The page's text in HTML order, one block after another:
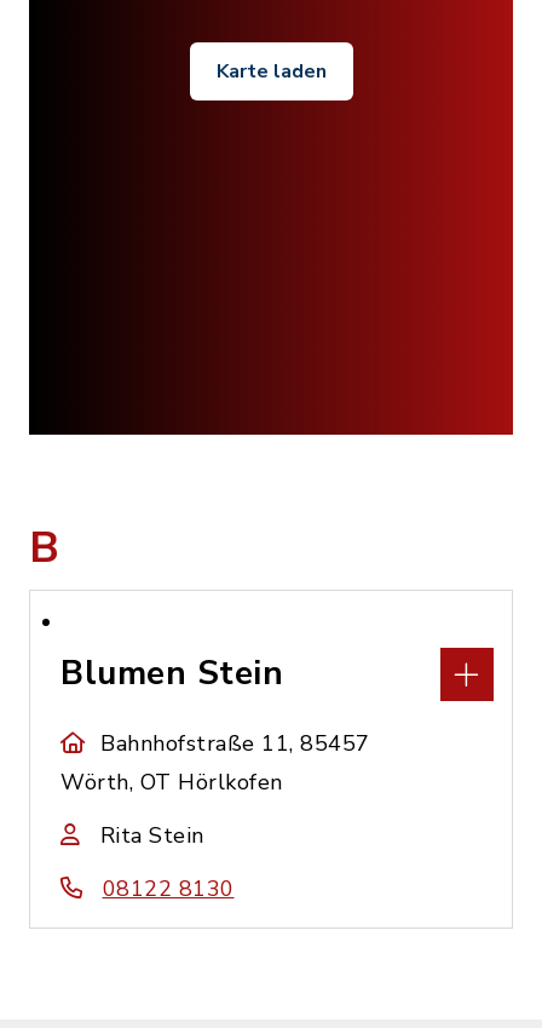
Karte laden
B
Blumen Stein
Bahnhofstraße 11, 85457
Wörth, OT Hörlkofen
Rita Stein
08122 8130